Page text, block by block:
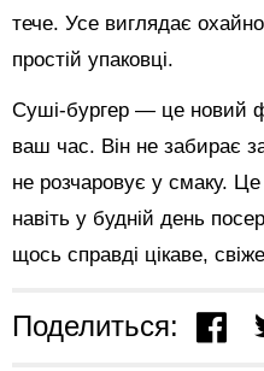
тече. Усе виглядає
простій упаковці.
Суші-бургер — це новий
ваш час. Він не забирає
не розчаровує у смаку.
навіть у будній день
щось справді цікаве,
Поделиться: